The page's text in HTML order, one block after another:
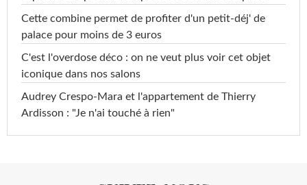
Cette combine permet de profiter d'un petit-déj' de
palace pour moins de 3 euros
C'est l'overdose déco : on ne veut plus voir cet objet
iconique dans nos salons
Audrey Crespo-Mara et l'appartement de Thierry
Ardisson : "Je n'ai touché à rien"